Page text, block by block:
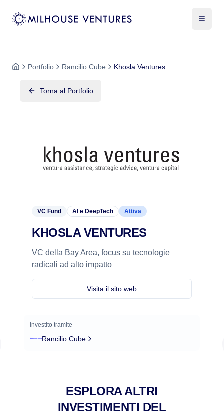
Portfolio Rancilio Cube Khosla Ventures
Torna al Portfolio
VC Fund AI e DeepTech Attiva
KHOSLA VENTURES
VC della Bay Area, focus su tecnologie
radicali ad alto impatto
Visita il sito web
Investito tramite
Rancilio Cube
ESPLORA ALTRI
INVESTIMENTI DEL